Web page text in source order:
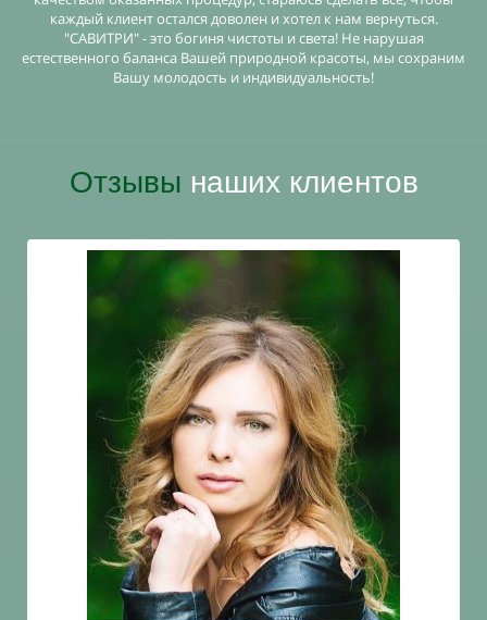
каждый клиент остался доволен и хотел к нам вернуться.
"САВИТРИ" - это богиня чистоты и света! Не нарушая
естественного баланса Вашей природной красоты, мы сохраним
Вашу молодость и индивидуальность!
Отзывы наших клиентов